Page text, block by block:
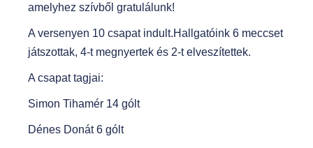
amelyhez szívből gratulálunk!
A versenyen 10 csapat indult.Hallgatóink 6 meccset
játszottak, 4-t megnyertek és 2-t elveszítettek.
A csapat tagjai:
Simon Tihamér 14 gólt
Dénes Donát 6 gólt